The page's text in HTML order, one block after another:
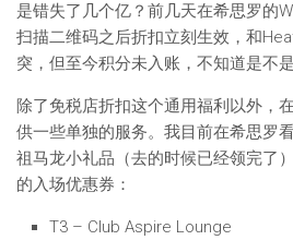
是错失了几个亿？前几天在希思罗的
扫描二维码之后折扣立刻生效，和
突，但至今积分未入账，不知道是不
除了免税店折扣这个通用福利以外，
供一些单独的服务。我目前在希思罗
祖马龙小礼品（去的时候已经领完了
的入场优惠券：
T3 – Club Aspire Lounge